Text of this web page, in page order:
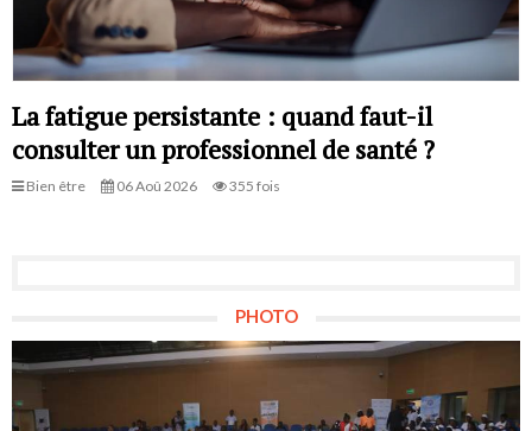
La fatigue persistante : quand faut-il
consulter un professionnel de santé ?
Bien être 06 Aoû 2026 355 fois
PHOTO